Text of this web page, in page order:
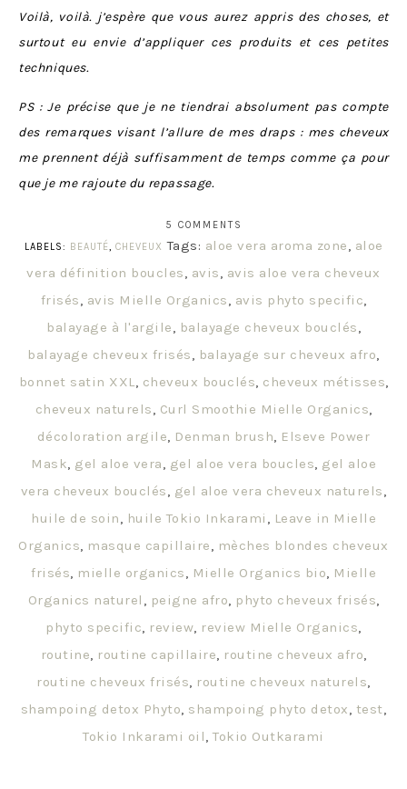
Voilà, voilà. j’espère que vous aurez appris des choses, et
surtout eu envie d’appliquer ces produits et ces petites
techniques.
PS : Je précise que je ne tiendrai absolument pas compte
des remarques visant l’allure de mes draps : mes cheveux
me prennent déjà suffisamment de temps comme ça pour
que je me rajoute du repassage.
5 COMMENTS
LABELS: BEAUTÉ, CHEVEUX Tags: aloe vera aroma zone, aloe
vera définition boucles, avis, avis aloe vera cheveux
frisés, avis Mielle Organics, avis phyto specific,
balayage à l'argile, balayage cheveux bouclés,
balayage cheveux frisés, balayage sur cheveux afro,
bonnet satin XXL, cheveux bouclés, cheveux métisses,
cheveux naturels, Curl Smoothie Mielle Organics,
décoloration argile, Denman brush, Elseve Power
Mask, gel aloe vera, gel aloe vera boucles, gel aloe
vera cheveux bouclés, gel aloe vera cheveux naturels,
huile de soin, huile Tokio Inkarami , Leave in Mielle
Organics, masque capillaire, mèches blondes cheveux
frisés, mielle organics, Mielle Organics bio, Mielle
Organics naturel , peigne afro, phyto cheveux frisés,
phyto specific, review, review Mielle Organics,
routine, routine capillaire, routine cheveux afro,
routine cheveux frisés, routine cheveux naturels,
shampoing detox Phyto, shampoing phyto detox, test,
Tokio Inkarami oil,Tokio Outkarami